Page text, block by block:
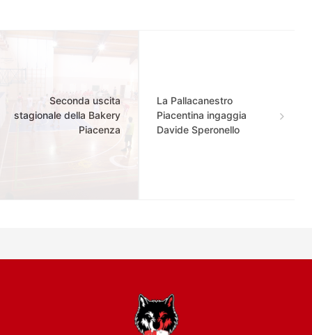
Seconda uscita
stagionale della Bakery
Piacenza
La Pallacanestro
Piacentina ingaggia
Davide Speronello